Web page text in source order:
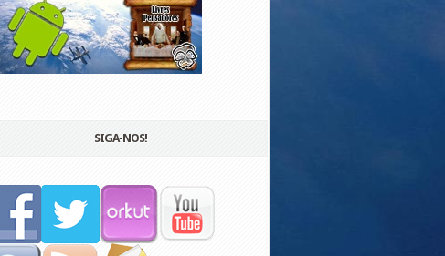
SIGA-NOS!